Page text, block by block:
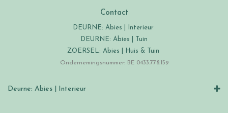
Contact
DEURNE: Abies | Interieur
DEURNE: Abies | Tuin
ZOERSEL: Abies | Huis & Tuin
Ondernemingsnummer: BE 0433.778.159
Deurne: Abies | Interieur